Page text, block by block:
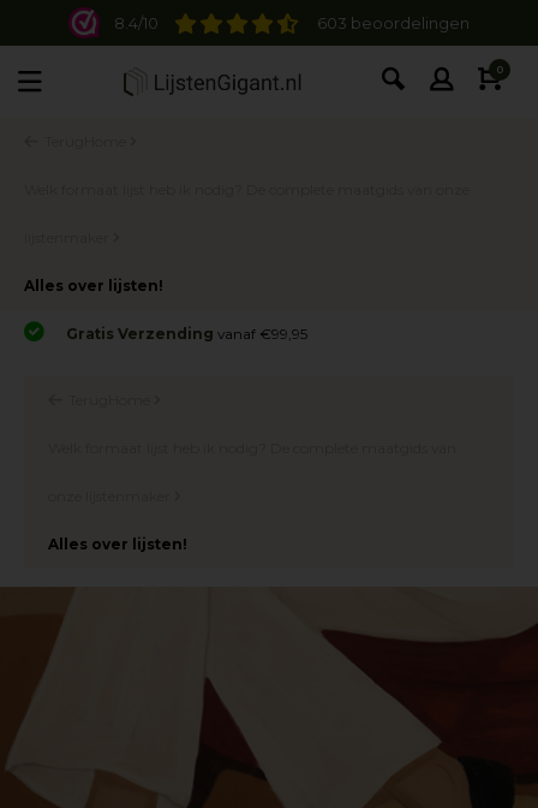
8.4/10 603 beoordelingen
0
Alles over lijsten!
Gratis Verzending vanaf €99,95
Alles over lijsten!